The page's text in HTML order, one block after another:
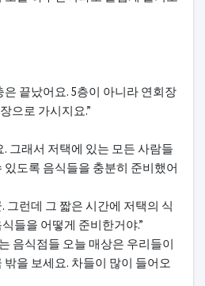
끝났어요. 5층이 아니라 연회장
으로 가시지요.”
그래서 저택에 있는 모든 사람들
있도록 음식들을 충분히 준비했어
그런데 그 짧은 시간에 저택의 식
들을 어떻게 준비한거야.”
음식점들 오늘 매상은 우리들이
을 보세요. 차들이 많이 들어오